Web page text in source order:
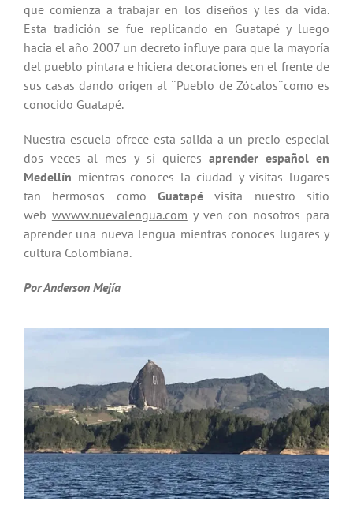
que comienza a trabajar en los diseños y les da vida.
Esta tradición se fue replicando en Guatapé y luego
hacia el año 2007 un decreto influye para que la mayoría
del pueblo pintara e hiciera decoraciones en el frente de
sus casas dando origen al ¨Pueblo de Zócalos¨como es
conocido Guatapé.
Nuestra escuela ofrece esta salida a un precio especial
dos veces al mes y si quieres aprender español en
Medellín mientras conoces la ciudad y visitas lugares
tan hermosos como Guatapé visita nuestro sitio
web wwww.nuevalengua.com y ven con nosotros para
aprender una nueva lengua mientras conoces lugares y
cultura Colombiana.
Por Anderson Mejía